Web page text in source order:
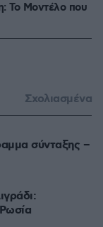
Το Mοντέλο που
Σχολιασμένα
σύνταξης –